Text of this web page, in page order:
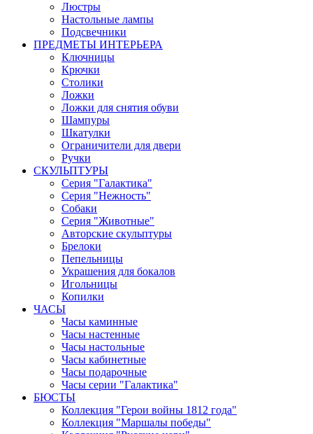
Люстры
Настольные лампы
Подсвечники
ПРЕДМЕТЫ ИНТЕРЬЕРА
Ключницы
Крючки
Столики
Ложки
Ложки для снятия обуви
Шампуры
Шкатулки
Ограничители для двери
Ручки
СКУЛЬПТУРЫ
Серия "Галактика"
Серия "Нежность"
Собаки
Серия "Животные"
Авторские скульптуры
Брелоки
Пепельницы
Украшения для бокалов
Игольницы
Копилки
ЧАСЫ
Часы каминные
Часы настенные
Часы настольные
Часы кабинетные
Часы подарочные
Часы серии "Галактика"
БЮСТЫ
Коллекция "Герои войны 1812 года"
Коллекция "Маршалы победы"